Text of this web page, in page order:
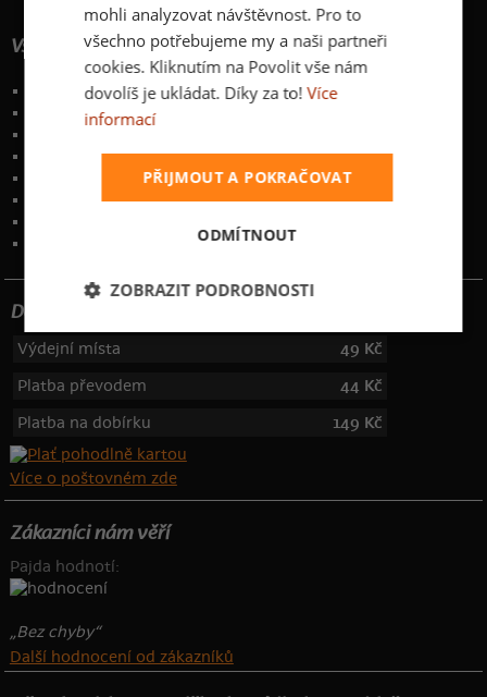
Vše o nákupu
Poštovné a způsoby doručení
Garance výměny či vrácení
Zakázkový potisk textilu
Obchodní podmínky
Ochrana osobních údajů
Dotujeme poštovné
Výdejní místa
49 Kč
Platba převodem
44 Kč
Platba na dobírku
149 Kč
Více o poštovném zde
Zákazníci nám věří
Pajda hodnotí:
„Bez chyby“
Další hodnocení od zákazníků
mohli analyzovat návštěvnost. Pro to
všechno potřebujeme my a naši partneři
cookies. Kliknutím na Povolit vše nám
dovolíš je ukládat. Díky za to! Více
informací
PŘIJMOUT A POKRAČOVAT
ODMÍTNOUT
ZOBRAZIT PODROBNOSTI